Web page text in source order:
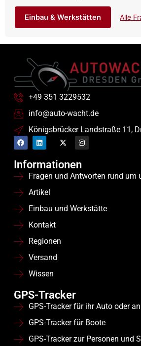
Einbau & Werkstätten Alle
+49 351 3229532
info@auto-wacht.de
Königsbrücker Landstraße 11,
Informationen
Fragen und Antworten rund um
Artikel
Einbau und Werkstätte
Kontakt
Regionen
Versand
Wissen
GPS-Tracker
GPS-Tracker für ihr Auto oder
GPS-Tracker für Boote
GPS-Tracker zur Personen und